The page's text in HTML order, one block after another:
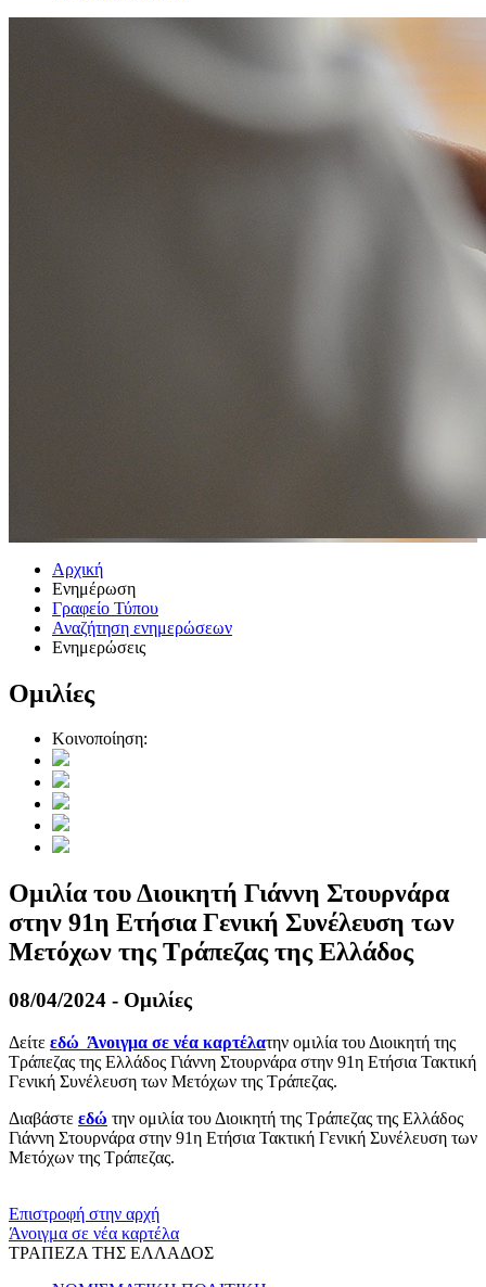
Αρχική
Ενημέρωση
Γραφείο Τύπου
Αναζήτηση ενημερώσεων
Ενημερώσεις
Ομιλίες
Κοινοποίηση:
Ομιλία του Διοικητή Γιάννη Στουρνάρα
στην 91η Ετήσια Γενική Συνέλευση των
Μετόχων της Τράπεζας της Ελλάδος
08/04/2024 - Ομιλίες
Δείτε εδώ Άνοιγμα σε νέα καρτέλατην ομιλία του Διοικητή της
Τράπεζας της Ελλάδος Γιάννη Στουρνάρα στην 91η Ετήσια Τακτική
Γενική Συνέλευση των Μετόχων της Τράπεζας.
Διαβάστε εδώ την ομιλία του Διοικητή της Τράπεζας της Ελλάδος
Γιάννη Στουρνάρα στην 91η Ετήσια Τακτική Γενική Συνέλευση των
Μετόχων της Τράπεζας.
Επιστροφή στην αρχή
Άνοιγμα σε νέα καρτέλα
ΤΡΑΠΕΖΑ ΤΗΣ ΕΛΛΑΔΟΣ